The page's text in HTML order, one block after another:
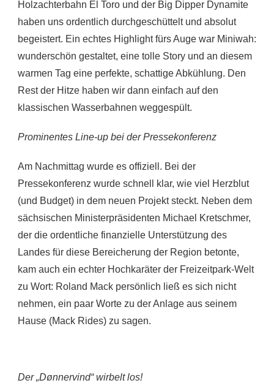
Holzachterbahn El Toro und der Big Dipper Dynamite
haben uns ordentlich durchgeschüttelt und absolut
begeistert. Ein echtes Highlight fürs Auge war Miniwah:
wunderschön gestaltet, eine tolle Story und an diesem
warmen Tag eine perfekte, schattige Abkühlung. Den
Rest der Hitze haben wir dann einfach auf den
klassischen Wasserbahnen weggespült.
Prominentes Line-up bei der Pressekonferenz
Am Nachmittag wurde es offiziell. Bei der
Pressekonferenz wurde schnell klar, wie viel Herzblut
(und Budget) in dem neuen Projekt steckt. Neben dem
sächsischen Ministerpräsidenten Michael Kretschmer,
der die ordentliche finanzielle Unterstützung des
Landes für diese Bereicherung der Region betonte,
kam auch ein echter Hochkaräter der Freizeitpark-Welt
zu Wort: Roland Mack persönlich ließ es sich nicht
nehmen, ein paar Worte zu der Anlage aus seinem
Hause (Mack Rides) zu sagen.
Der „Dønnervind“ wirbelt los!